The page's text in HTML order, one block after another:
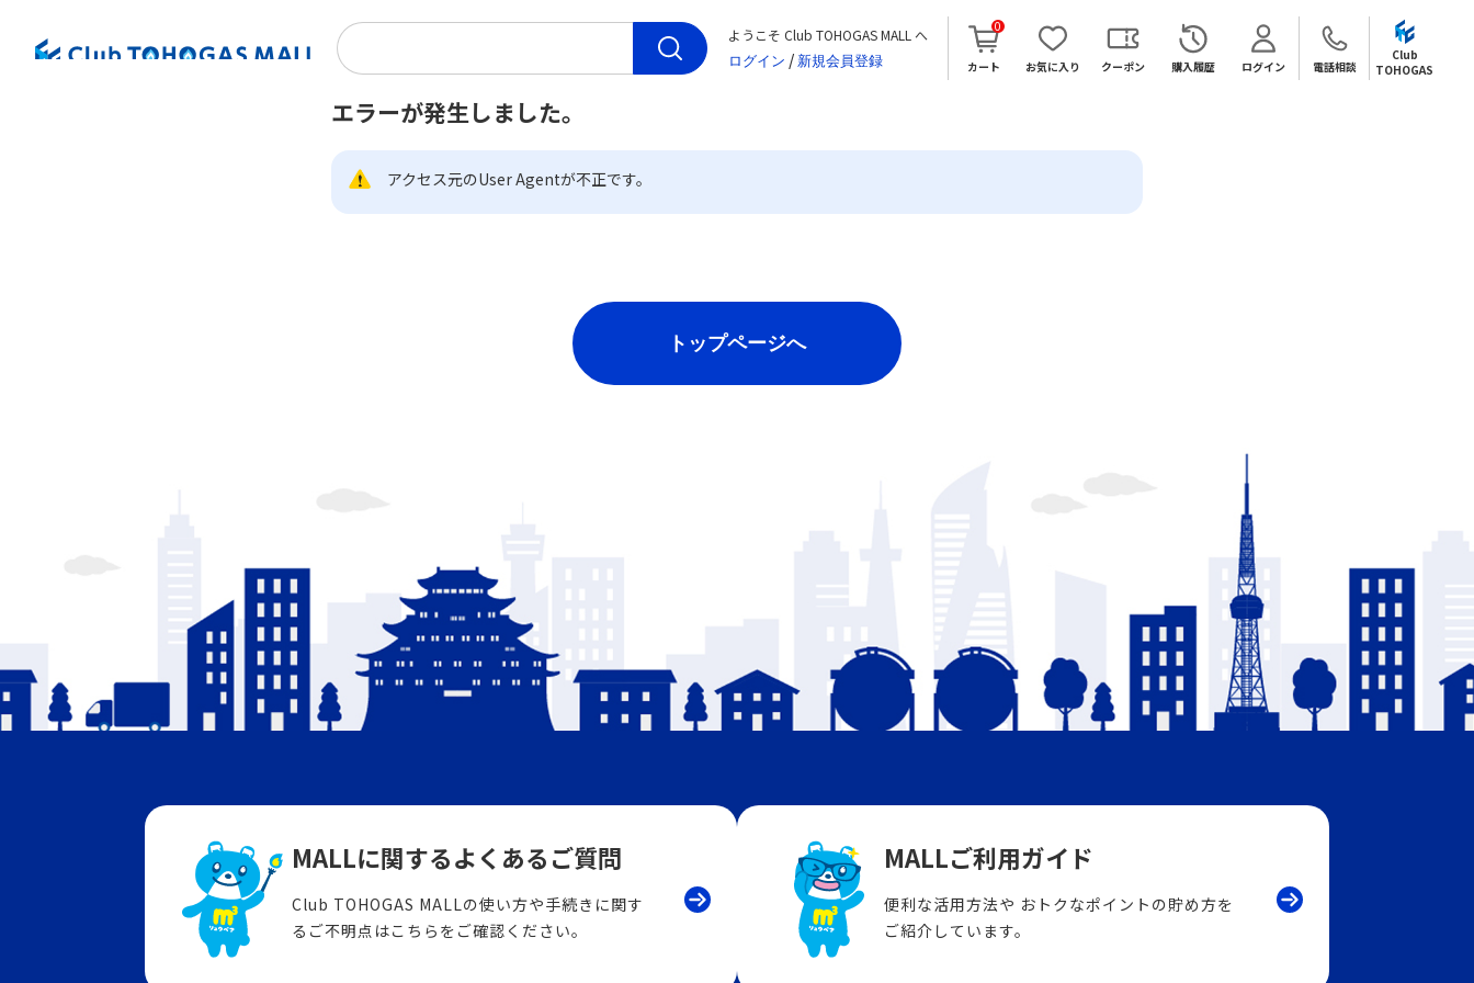
ようこそ Club TOHOGAS MALL へ
/ カート
0
お気に入り クーポン 購入履歴 ログイン 電話相談
Club
TOHOGAS
エラーが発生しました。
アクセス元のUser Agentが不正です。
MALLに関するよくあるご質問
Club TOHOGAS MALLの使い方や手続きに関す
るご不明点はこちらをご確認ください。
MALLご利用ガイド
便利な活用方法や おトクなポイントの貯め方を
ご紹介しています。